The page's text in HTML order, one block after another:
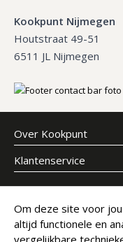
Kookpunt Nijmegen
Houtstraat 49-51
6511 JL Nijmegen
Over Kookpunt
Klantenservice
Meld je aan voor
E-mailadres
Om deze site voor
altijd functionele en
vergelijkbare